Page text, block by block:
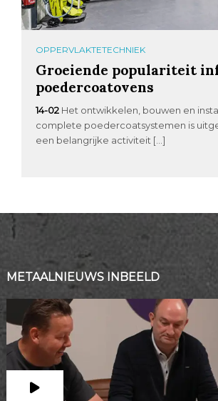
OPPERVLAKTETECHNIEK
Groeiende populariteit
poedercoatovens
14-02 Het ontwikkelen, bouwen en
complete poedercoatsystemen is
een belangrijke activiteit […]
METAALNIEUWS INBEELD